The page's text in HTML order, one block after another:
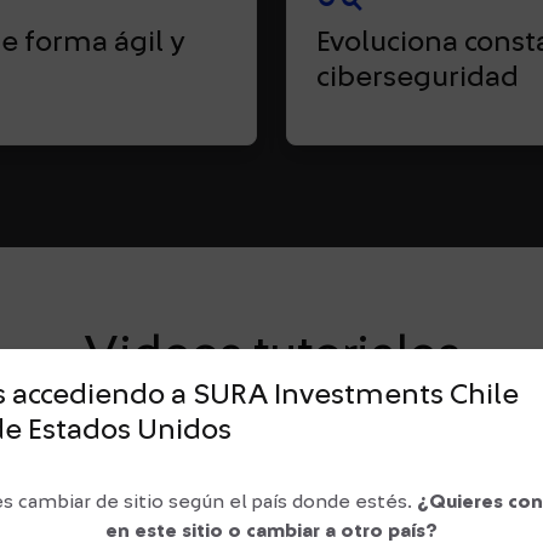
forma ágil y
Evoluciona
ciberseguridad
Videos tutoriales
auto_read_play
accediendo a SURA Investments Chile
Estados Unidos
cambiar de sitio según el país donde estés. ¿Quieres
en este sitio o cambiar a otro país?